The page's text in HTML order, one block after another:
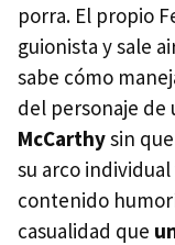
porra. El propio
guionista y sale
sabe cómo
del personaje de
McCarthysin
su arco
contenido
casualidad que